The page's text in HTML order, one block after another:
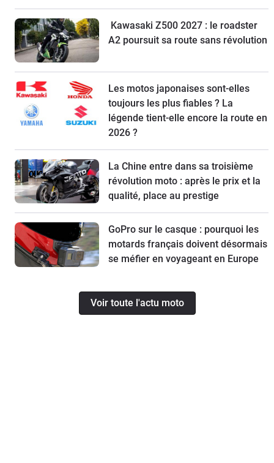
Kawasaki Z500 2027 : le roadster
A2 poursuit sa route sans révolution
Les motos japonaises sont-elles
toujours les plus fiables ? La
légende tient-elle encore la route en
2026 ?
La Chine entre dans sa troisième
révolution moto : après le prix et la
qualité, place au prestige
GoPro sur le casque : pourquoi les
motards français doivent désormais
se méfier en voyageant en Europe
Voir toute l'actu moto